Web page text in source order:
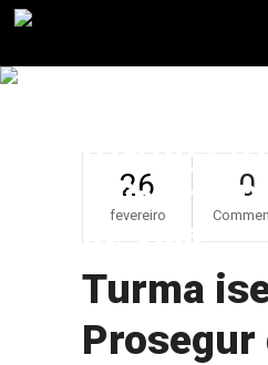
Reflexos Do
Adicional
De Vida
26
fevereiro
0
Turma
Prosegur